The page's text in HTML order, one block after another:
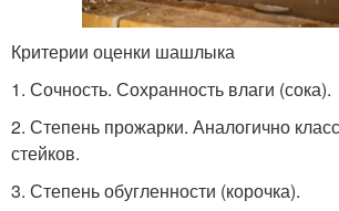
Критерии оценки шашлыка
1. Сочность. Сохранность влаги (сока).
2. Степень прожарки. Аналогично
стейков.
3. Степень обугленности (корочка).